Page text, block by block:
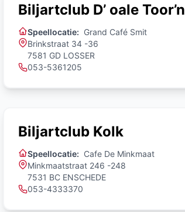
Biljartclub D’ oale Toor’n
Speellocatie: Grand Café Smit
Brinkstraat 34 -36
7581 GD LOSSER
053-5361205
Biljartclub Kolk
Speellocatie: Cafe De Minkmaat
Minkmaatstraat 246 -248
7531 BC ENSCHEDE
053-4333370